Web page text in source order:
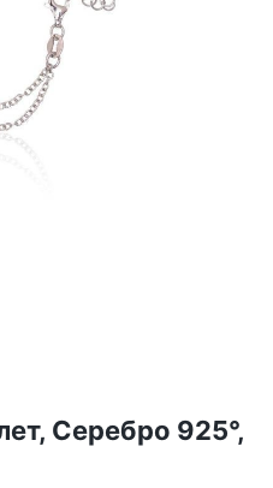
Серебро 925°,